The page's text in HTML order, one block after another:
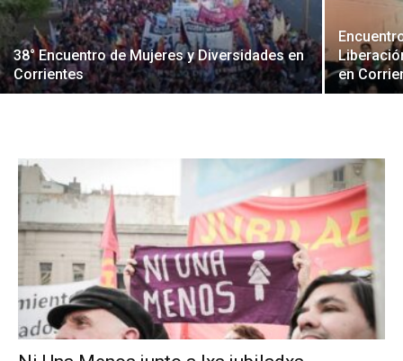
38° Encuentro de Mujeres y Diversidades en
Corrientes
en